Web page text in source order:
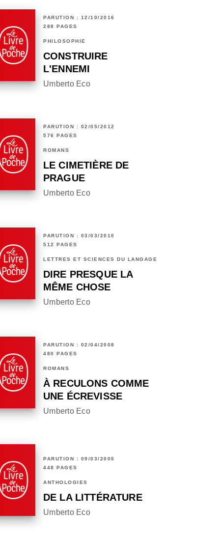
PARUTION : 12/10/2016
288 PAGES
PHILOSOPHIE
CONSTRUIRE
L'ENNEMI
Umberto Eco
PARUTION : 02/05/2012
576 PAGES
ROMANS
LE CIMETIÈRE DE
PRAGUE
Umberto Eco
PARUTION : 03/03/2010
512 PAGES
LETTRES ET SCIENCES DU LANGAGE
DIRE PRESQUE LA
MÊME CHOSE
Umberto Eco
PARUTION : 02/04/2008
480 PAGES
ROMANS
À RECULONS COMME
UNE ÉCREVISSE
Umberto Eco
PARUTION : 09/03/2005
448 PAGES
ANTHOLOGIES
DE LA LITTÉRATURE
Umberto Eco